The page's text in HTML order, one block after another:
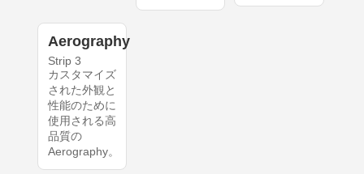
Aerography
Strip 3
カスタマイズ
された外観と
性能のために
使用される高
品質の
Aerography。